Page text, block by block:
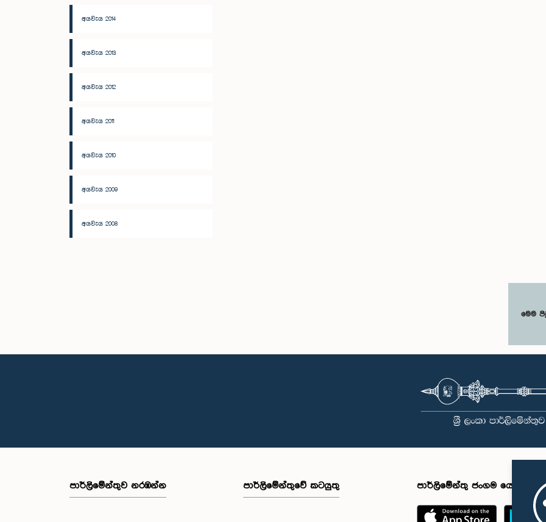
අයවැය 2014
අයවැය 2013
අයවැය 2012
අයවැය 2011
අයවැය 2010
අයවැය 2009
අයවැය 2008
මෙම
පාර්ලි‌මේන්තුව නරඹන්න පාර්ලිමේන්තුවේ කටයුතු පාර්ලිමේන්තු ජංගම යෙදුම